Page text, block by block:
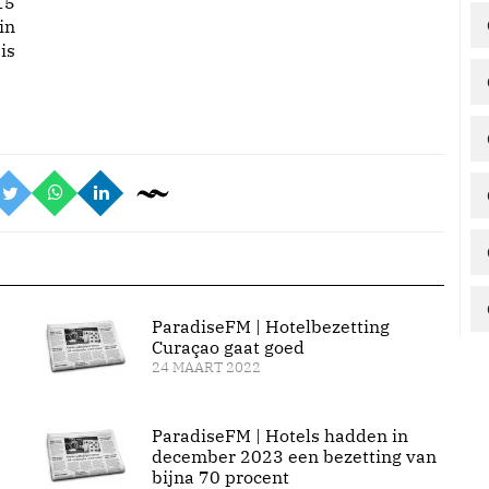
ParadiseFM | Hotelbezetting
Curaçao gaat goed
24 MAART 2022
ParadiseFM | Hotels hadden in
december 2023 een bezetting van
bijna 70 procent